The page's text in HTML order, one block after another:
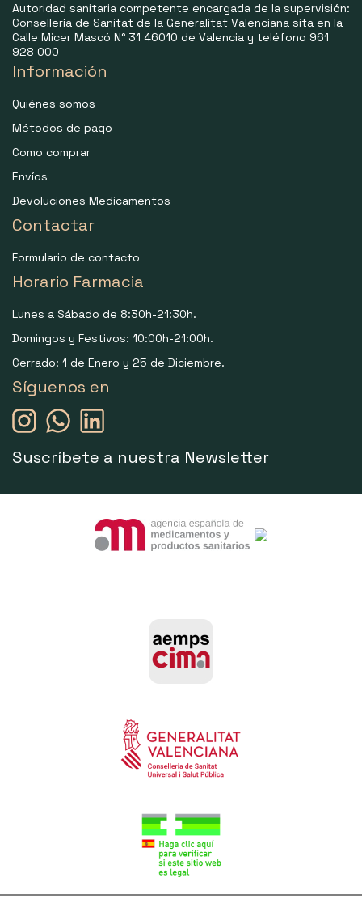
Autoridad sanitaria competente encargada de la supervisión:
Consellería de Sanitat de la Generalitat Valenciana sita en la
Calle Micer Mascó N° 31 46010 de Valencia y teléfono 961
928 000
Información
Quiénes somos
Métodos de pago
Como comprar
Envíos
Devoluciones Medicamentos
Contactar
Formulario de contacto
Horario Farmacia
Lunes a Sábado de 8:30h-21:30h.
Domingos y Festivos: 10:00h-21:00h.
Cerrado: 1 de Enero y 25 de Diciembre.
Síguenos en
Suscríbete a nuestra Newsletter